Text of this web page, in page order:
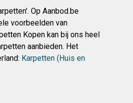
Op Aanbod.be
voorbeelden van
Kopen kan bij ons heel
aanbieden. Het
Karpetten (Huis en